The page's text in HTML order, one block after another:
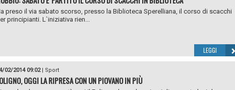
preso il via sabato scorso, presso la Biblioteca Sperelliana, il corso di scacchi
principianti. L`iniziativa rien...
LEGGI
02/2014 09:02| Sport
OGGI LA RIPRESA CON UN PIOVANO IN PIÙ